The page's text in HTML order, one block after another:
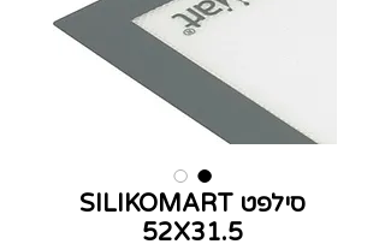
סילפט SILIKOMART
52X31.5